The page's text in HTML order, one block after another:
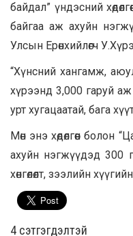
байдал” үндэсний
байгаа аж ахуйн
Улсын Ерөнхийлөгч
“Хүнсний хангамж,
хүрээнд 3,000 гаруй аж
урт хугацаатай, бага
Мөн энэ хөдөлгөөн болон
ахуйн нэгжүүдэд 300
хөнгөлөлт, зээлийн
4 cэтгэгдэлтэй